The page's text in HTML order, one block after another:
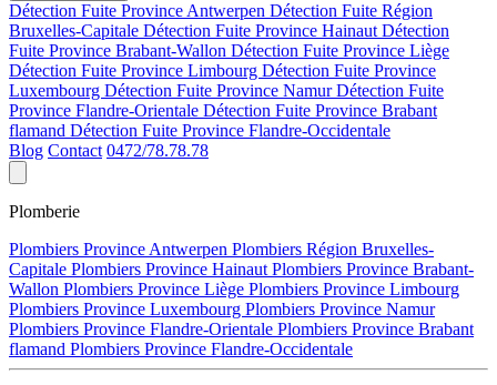
Détection Fuite Province Antwerpen Détection Fuite Région
Bruxelles-Capitale Détection Fuite Province Hainaut Détection
Fuite Province Brabant-Wallon Détection Fuite Province Liège
Détection Fuite Province Limbourg Détection Fuite Province
Luxembourg Détection Fuite Province NamurDétection Fuite
Province Flandre-Orientale Détection Fuite Province Brabant
flamand Détection Fuite Province Flandre-Occidentale
Blog Contact 0472/78.78.78
Plomberie
Plombiers Province Antwerpen Plombiers Région Bruxelles-
Capitale Plombiers Province Hainaut Plombiers Province Brabant-
Wallon Plombiers Province Liège Plombiers Province Limbourg
Plombiers Province Luxembourg Plombiers Province Namur
Plombiers Province Flandre-Orientale Plombiers Province Brabant
flamand Plombiers Province Flandre-Occidentale